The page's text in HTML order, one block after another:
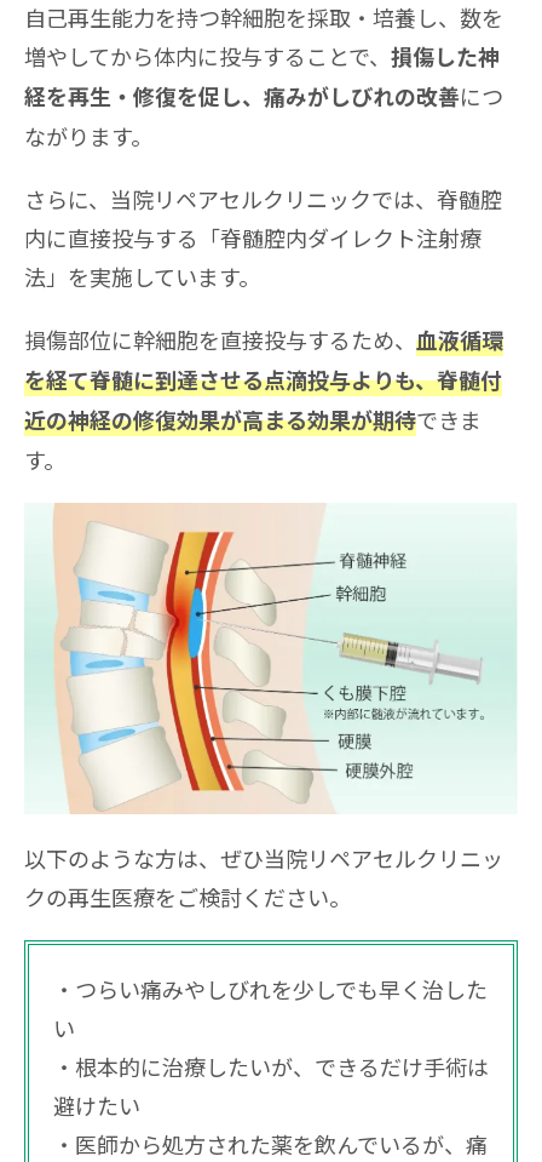
自己再生能力を持つ幹細胞を採取・培養し、数を
増やしてから体内に投与することで、 損傷した神
経を再生・修復を促し、痛みがしびれの改善につ
ながります。
さらに、当院リペアセルクリニックでは、脊髄腔
内に直接投与する「脊髄腔内ダイレクト注射療
法」を実施しています。
損傷部位に幹細胞を直接投与するため、 血液循環
を経て脊髄に到達させる点滴投与よりも、脊髄付
近の神経の修復効果が高まる効果が期待できま
す。
以下のような方は、ぜひ当院リペアセルクリニッ
クの再生医療をご検討ください。
つらい痛みやしびれを少しでも早く治した
い
根本的に治療したいが、できるだけ手術は
避けたい
医師から処方された薬を飲んでいるが、痛